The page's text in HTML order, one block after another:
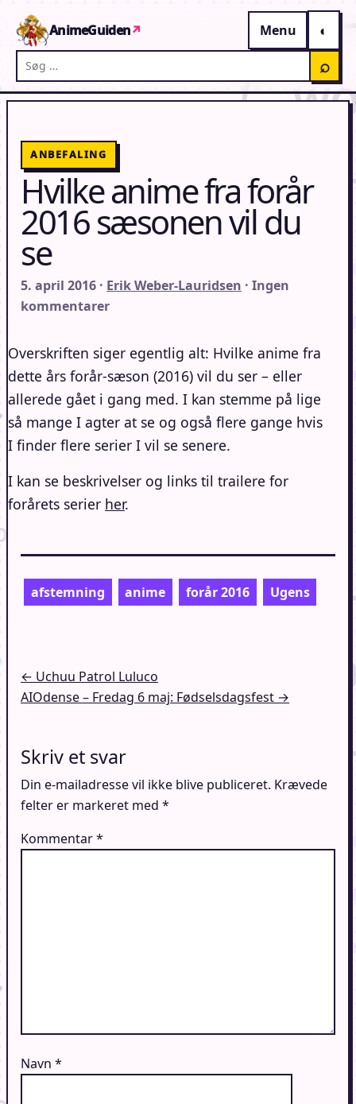
AnimeGuiden↗
Menu
Søg på AnimeGuiden
⌕
ANBEFALING
Hvilke anime fra forår
2016 sæsonen vil du
se
5. april 2016 · Erik Weber-Lauridsen · Ingen
kommentarer
Overskriften siger egentlig alt: Hvilke anime fra
dette års forår-sæson (2016) vil du ser – eller
allerede gået i gang med. I kan stemme på lige
så mange I agter at se og også flere gange hvis
I finder flere serier I vil se senere.
I kan se beskrivelser og links til trailere for
forårets serier her.
afstemning anime forår 2016 Ugens
Indlægsnavigation
← Uchuu Patrol Luluco
AIOdense – Fredag 6 maj: Fødselsdagsfest →
Skriv et svar
Din e-mailadresse vil ikke blive publiceret. Krævede
felter er markeret med *
Kommentar*
Navn *